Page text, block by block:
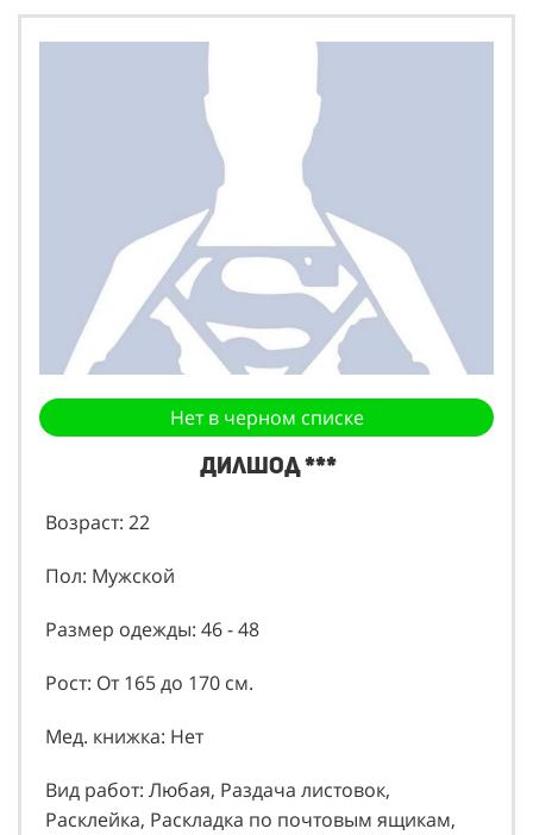
Нет в черном списке
Дилшод ***
Возраст: 22
Пол: Мужской
Размер одежды: 46 - 48
Рост: От 165 до 170 см.
Мед. книжка: Нет
Вид работ: Любая, Раздача листовок,
Расклейка, Раскладка по почтовым ящикам,